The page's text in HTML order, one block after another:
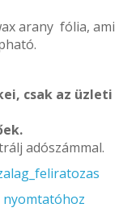
arany fólia, ami
csak az üzleti
adószámmal.
nyomtatóhoz